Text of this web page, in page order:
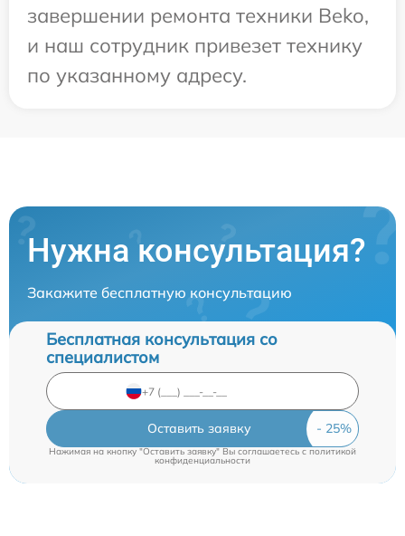
завершении ремонта техники Beko,
и наш сотрудник привезет технику
по указанному адресу.
Нужна консультация?
Закажите бесплатную консультацию
Бесплатная консультация со
специалистом
Оставить заявку
Нажимая на кнопку "Оставить заявку" Вы соглашаетесь c политикой
конфиденциальности